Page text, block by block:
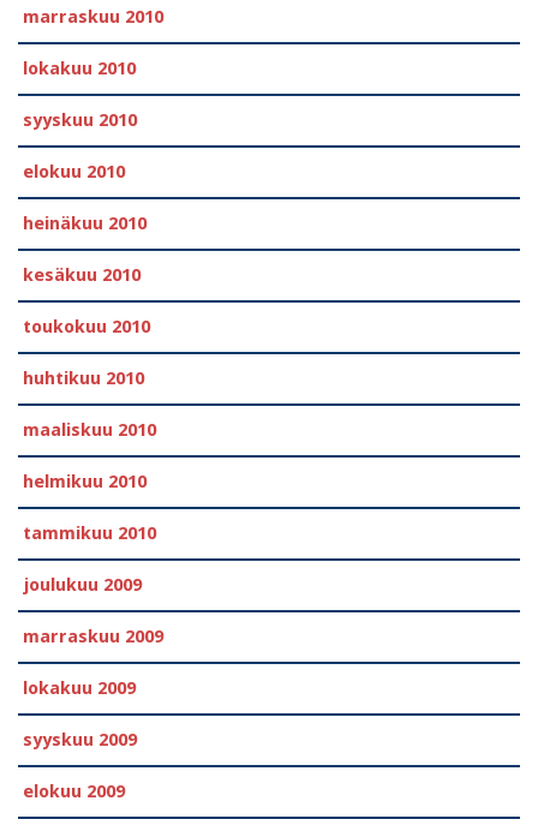
marraskuu 2010
lokakuu 2010
syyskuu 2010
elokuu 2010
heinäkuu 2010
kesäkuu 2010
toukokuu 2010
huhtikuu 2010
maaliskuu 2010
helmikuu 2010
tammikuu 2010
joulukuu 2009
marraskuu 2009
lokakuu 2009
syyskuu 2009
elokuu 2009